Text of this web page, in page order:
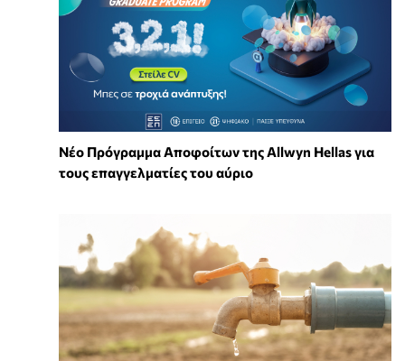
Νέο Πρόγραμμα Αποφοίτων της Allwyn Hellas για
τους επαγγελματίες του αύριο